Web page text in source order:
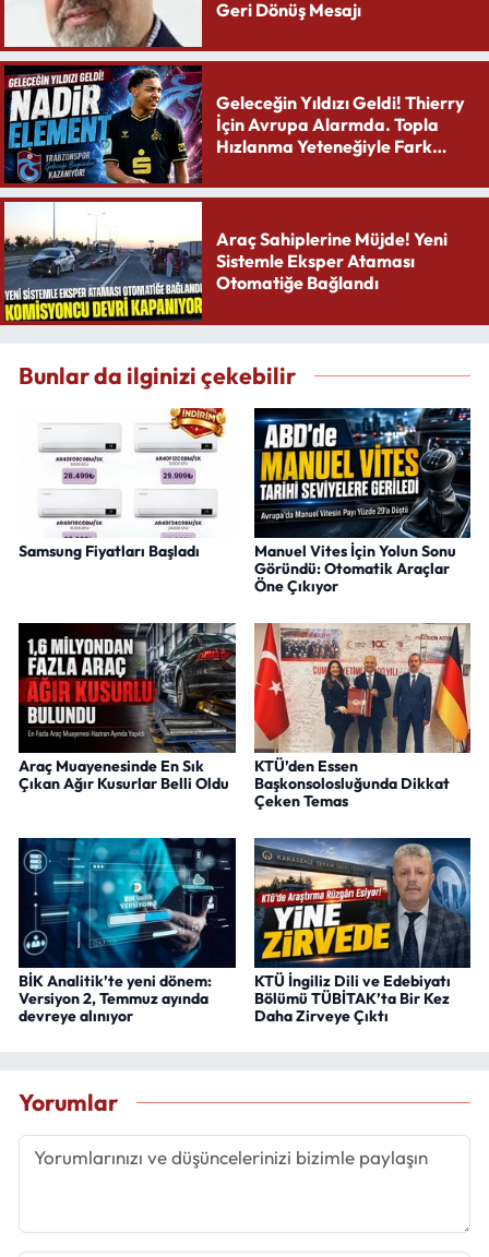
Geri Dönüş Mesajı
Geleceğin Yıldızı Geldi! Thierry
İçin Avrupa Alarmda. Topla
Hızlanma Yeteneğiyle Fark
Araç Sahiplerine Müjde! Yeni
Sistemle Eksper Ataması
Otomatiğe Bağlandı
Bunlar da ilginizi çekebilir
Samsung Fiyatları Başladı
Manuel Vites İçin Yolun Sonu
Göründü: Otomatik Araçlar
Öne Çıkıyor
Araç Muayenesinde En Sık
Çıkan Ağır Kusurlar Belli Oldu
KTÜ’den Essen
Başkonsolosluğunda Dikkat
Çeken Temas
BİK Analitik’te yeni dönem:
Versiyon 2, Temmuz ayında
devreye alınıyor
KTÜ İngiliz Dili ve Edebiyatı
Bölümü TÜBİTAK’ta Bir Kez
Daha Zirveye Çıktı
Yorumlar